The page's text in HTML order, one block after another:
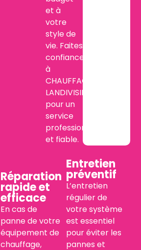
et à
votre
style de
vie. Faites
confiance
à
CHAUFFAGE
LANDIVISIEN
pour un
service
professionnel
et fiable.
Réparation
rapide et
efficace
En cas de
panne de votre
équipement de
chauffage,
Entretien
préventif
L’entretien
régulier de
votre système
est essentiel
pour éviter les
pannes et